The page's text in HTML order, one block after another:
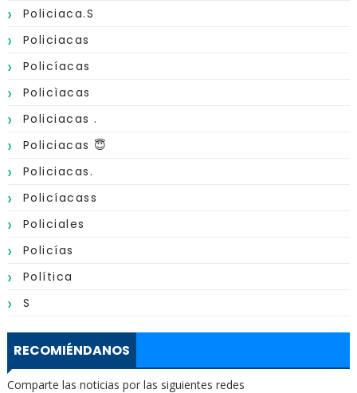
Policiaca.s
Policiacas
Policíacas
Policìacas
Policiacas .
Policiacas 😇
Policiacas.
Policíacass
Policiales
Policías
Política
S
RECOMIÉNDANOS
Comparte las noticias por las siguientes redes